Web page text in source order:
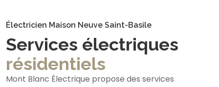
Électricien Maison Neuve Saint-Basile
Services électriques
résidentiels
Mont Blanc Électrique propose des services